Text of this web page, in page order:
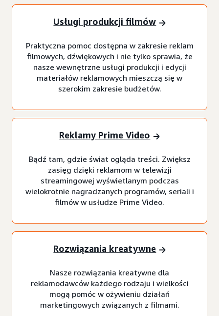
Usługi produkcji filmów
Praktyczna pomoc dostępna w zakresie reklam
filmowych, dźwiękowych i nie tylko sprawia, że
nasze wewnętrzne usługi produkcji i edycji
materiałów reklamowych mieszczą się w
szerokim zakresie budżetów.
Reklamy Prime Video
Bądź tam, gdzie świat ogląda treści. Zwiększ
zasięg dzięki reklamom w telewizji
streamingowej wyświetlanym podczas
wielokrotnie nagradzanych programów, seriali i
filmów w usłudze Prime Video.
Rozwiązania kreatywne
Nasze rozwiązania kreatywne dla
reklamodawców każdego rodzaju i wielkości
mogą pomóc w ożywieniu działań
marketingowych związanych z filmami.